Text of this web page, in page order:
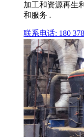
加工和资源再生
和服务 .
联系电话: 180